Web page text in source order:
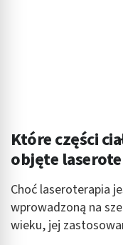
Które części
objęte
Choć laseroterapia
wprowadzoną na
wieku, jej